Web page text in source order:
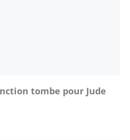
tombe pour Jude